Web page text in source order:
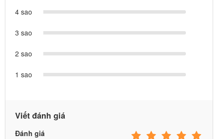
4 sao
3 sao
2 sao
1 sao
Viết đánh giá
Đánh giá